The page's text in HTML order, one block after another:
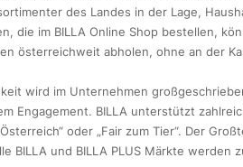
des Landes in der Lage,
die im BILLA Online Shop bestellen,
österreichweit abholen, ohne an der
wird im Unternehmen
Engagement. BILLA unterstützt
oder „Fair zum Tier“. Der
BILLA und BILLA PLUS Märkte werden